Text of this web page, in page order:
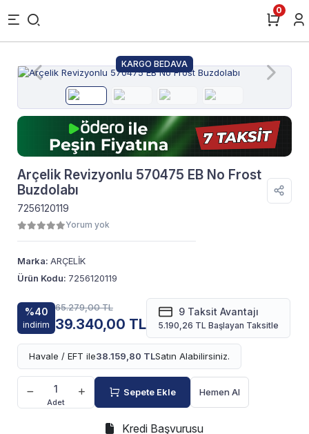
0
KARGO BEDAVA
Arçelik Revizyonlu 570475 EB No Frost
Buzdolabı
7256120119
Yorum yok
Marka: ARÇELİK
Ürün Kodu: 7256120119
%40
indirim
65.279,00 TL
39.340,00 TL
9 Taksit Avantajı
5.190,26 TL Başlayan Taksitle
Havale / EFT ile38.159,80 TLSatın Alabilirsiniz.
Adet
Sepete Ekle Hemen Al
Kredi Başvurusu